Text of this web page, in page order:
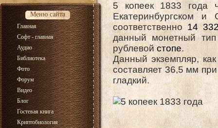
Меню сайта
Главная
Софт - главная
Аудио
Библиотека
Фото
Форум
Видео
Блог
Гостевая книга
Криптобиология
5 копеек 1833 года
Екатеринбургском и
соответственно 14
данный монетный
рублевой стопе.
Данный экземпляр,
составляет 36,5 мм
гладкий.